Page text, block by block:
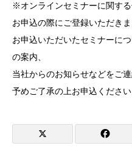
※オンラインセミナーに関す
お申込の際にご登録いただきま
お申込いただいたセミナーに
の案内、
当社からのお知らせなどをご
予めご了承の上お申込ください